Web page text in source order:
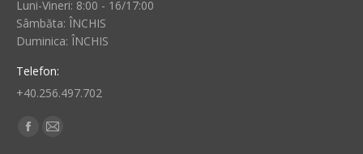
Luni-Vineri: 8:00 - 16/17:00
Sâmbăta: ÎNCHIS
Duminica: ÎNCHIS
Telefon:
+40.256.497.702
Find us on:
Facebook
Mail